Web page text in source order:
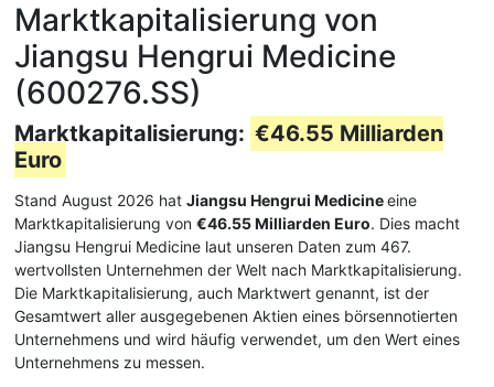
Marktkapitalisierung von
Jiangsu Hengrui Medicine
(600276.SS)
Marktkapitalisierung: €46.55 Milliarden
Euro
Stand August 2026 hat Jiangsu Hengrui Medicineeine
Marktkapitalisierung von €46.55 Milliarden Euro. Dies macht
Jiangsu Hengrui Medicine laut unseren Daten zum 467.
wertvollsten Unternehmen der Welt nach Marktkapitalisierung.
Die Marktkapitalisierung, auch Marktwert genannt, ist der
Gesamtwert aller ausgegebenen Aktien eines börsennotierten
Unternehmens und wird häufig verwendet, um den Wert eines
Unternehmens zu messen.